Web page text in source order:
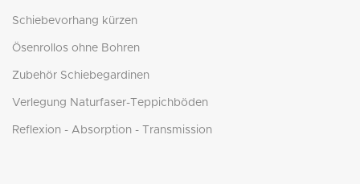
Schiebevorhang kürzen
Ösenrollos ohne Bohren
Zubehör Schiebegardinen
Verlegung Naturfaser-Teppichböden
Reflexion - Absorption - Transmission